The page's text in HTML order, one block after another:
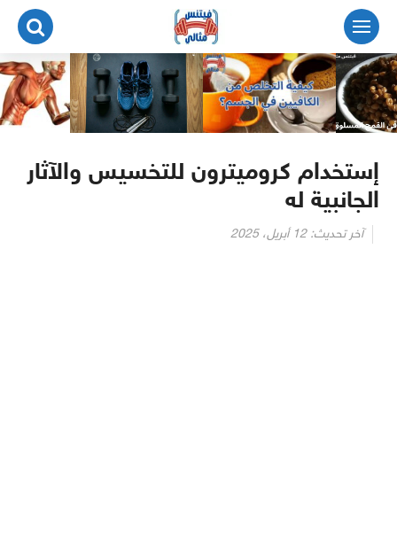
التجاوز
المحتوى
إستخدام كروميترون للتخسيس والآثار
الجانبية له
آخر تحديث: 12 أبريل، 2025